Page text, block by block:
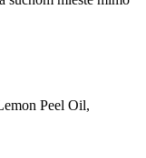
Peel Oil,